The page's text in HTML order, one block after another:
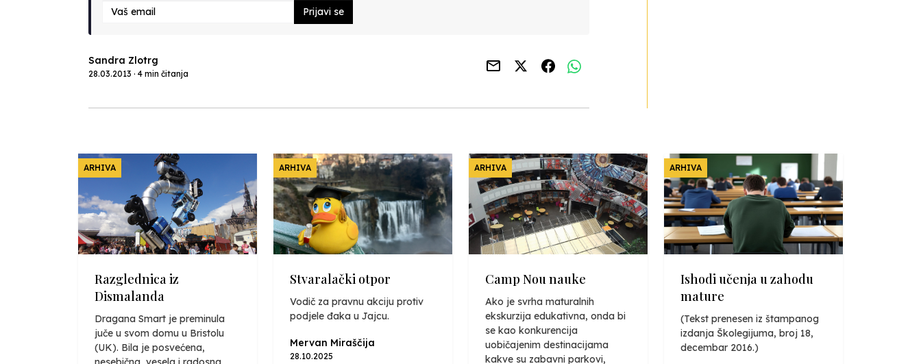
Prijavi se
Sandra Zlotrg
28.03.2013 · 4 min čitanja
ARHIVA
Razglednica iz
Dismalanda
Dragana Smart je preminula
juče u svom domu u Bristolu
(UK). Bila je posvećena,
ARHIVA
Stvaralački otpor
Vodič za pravnu akciju protiv
podjele đaka u Jajcu.
Mervan Miraščija
28.10.2025
ARHIVA
Camp Nou nauke
Ako je svrha maturalnih
ekskurzija edukativna, onda bi
se kao konkurencija
uobičajenim destinacijama
kakve su zabavni parkovi,
ARHIVA
Ishodi učenja u zahodu
mature
(Tekst prenesen iz štampanog
izdanja Školegijuma, broj 18,
decembar 2016.)